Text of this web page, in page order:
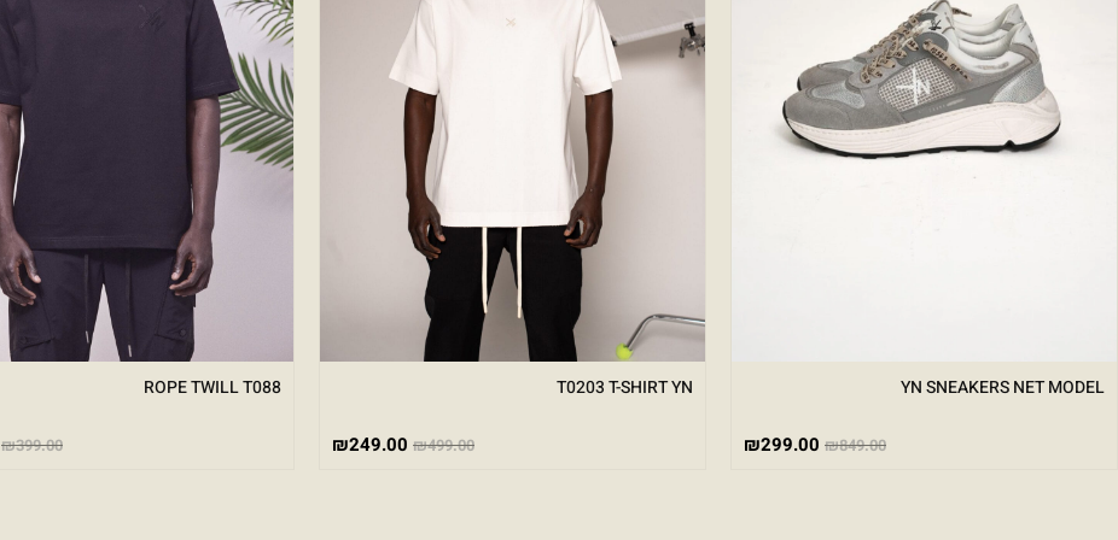
YN SNEAKERS NET MODEL
₪849.00
₪299.00
T0203 T-SHIRT YN
₪499.00
₪249.00
ROPE TWILL T088
₪399.00